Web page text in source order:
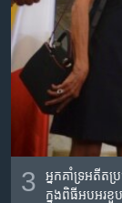
3
អ្នកគាំទ្រ​អតីត​
ក្នុង​ពិធី​អបអរ​